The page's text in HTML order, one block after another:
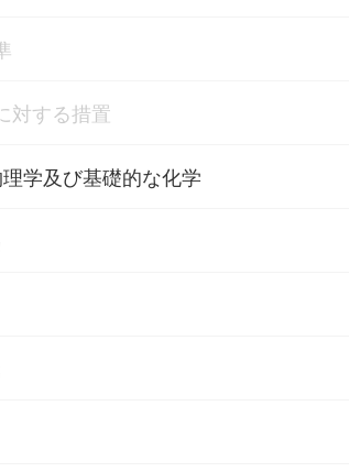
対する措置
学及び基礎的な化学